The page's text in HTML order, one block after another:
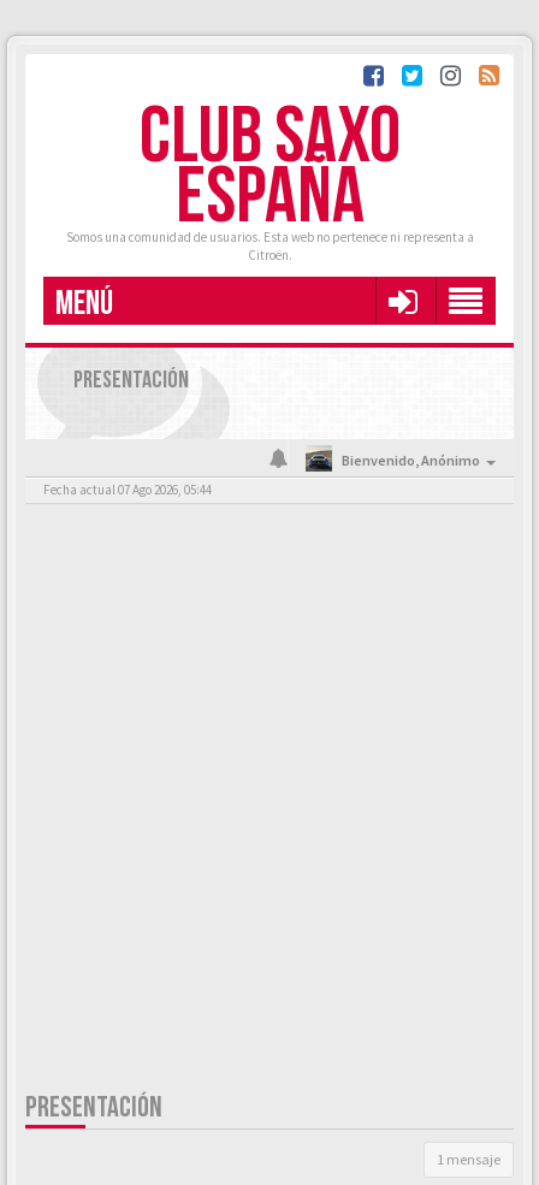
CLUB SAXO
ESPAÑA
Somos una comunidad de usuarios. Esta web no pertenece ni representa a
Citroën.
MENÚ
PRESENTACIÓN
Bienvenido,Anónimo
Fecha actual 07 Ago 2026, 05:44
PRESENTACIÓN
1 mensaje